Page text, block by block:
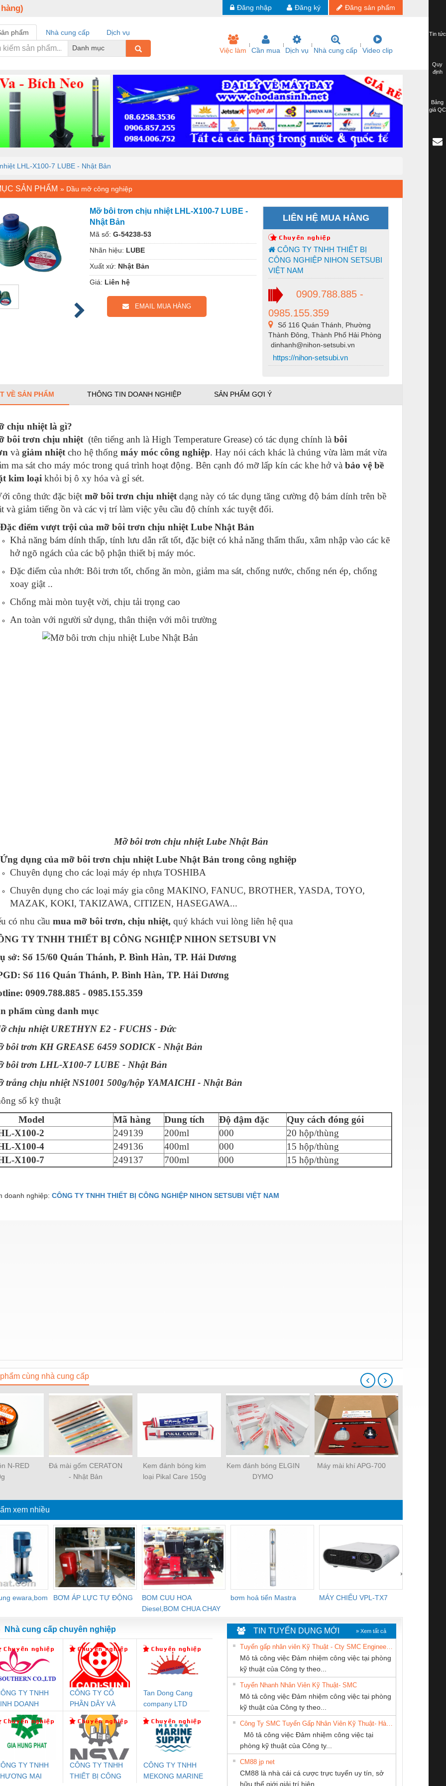
Đăng sản phẩm
Đăng ký
Đăng nhập
phẩm Nhà cung cấp
Dịch vụ
Danh mục
Việc làm Cần mua Dịch vụ Nhà cung cấp Video clip
LHL-X100-7 LUBE - Nhật Bản
SẢN PHẨM » Dầu mỡ công nghiệp
Mỡ bôi trơn chịu nhiệt LHL-X100-7 LUBE -
Nhật Bản
Mã số: G-54238-53
Nhãn hiệu: LUBE
Xuất xứ: Nhật Bản
Giá: Liên hệ
EMAIL MUA HÀNG
LIÊN HỆ MUA HÀNG
CÔNG TY TNHH THIẾT BỊ
CÔNG NGHIỆP NIHON SETSUBI
VIỆT NAM
0909.788.885 -
0985.155.359
Số 116 Quán Thánh, Phường
Thành Đông, Thành Phố Hải Phòng
dinhanh@nihon-setsubi.vn
https://nihon-setsubi.vn
VỀ SẢN PHẨM THÔNG TIN DOANH NGHIỆP SẢN PHẨM GỢI Ý
chịu nhiệt là gì?
bôi trơn chịu nhiệt (tên tiếng anh là High Temperature Grease) có tác dụng chính là bôi
và giảm nhiệt cho hệ thống máy móc công nghiệp. Hay nói cách khác là chúng vừa làm mát vừa
ma sát cho máy móc trong quá trình hoạt động. Bên cạnh đó mỡ lấp kín các khe hở và bảo vệ bề
kim loại khỏi bị ô xy hóa và gỉ sét.
công thức đặc biệt mỡ bôi trơn chịu nhiệt dạng này có tác dụng tăng cường độ bám dính trên bề
và giảm tiếng ồn và các vị trí làm việc yêu cầu độ chính xác tuyệt đối.
điểm vượt trội của mỡ bôi trơn chịu nhiệt Lube Nhật Bản
Khả năng bám dính thấp, tính lưu dẫn rất tốt, đặc biệt có khả năng thẩm thấu, xâm nhập vào các kẽ
hở ngõ ngách của các bộ phận thiết bị máy móc.
Đặc điểm của nhớt: Bôi trơn tốt, chống ăn mòn, giảm ma sát, chống nước, chống nén ép, chống
xoay giật ..
Chống mài mòn tuyệt vời, chịu tải trọng cao
An toàn với người sử dụng, thân thiện với môi trường
Mỡ bôi trơn chịu nhiệt Lube Nhật Bản
dụng của mỡ bôi trơn chịu nhiệt Lube Nhật Bản trong công nghiệp
Chuyên dụng cho các loại máy ép nhựa TOSHIBA
Chuyên dụng cho các loại máy gia công MAKINO, FANUC, BROTHER, YASDA, TOYO,
MAZAK, KOKI, TAKIZAWA, CITIZEN, HASEGAWA...
có nhu cầu mua mỡ bôi trơn, chịu nhiệt, quý khách vui lòng liên hệ qua
TY TNHH THIẾT BỊ CÔNG NGHIỆP NIHON SETSUBI VN
sở: Số 15/60 Quán Thánh, P. Bình Hàn, TP. Hải Dương
Số 116 Quán Thánh, P. Bình Hàn, TP. Hải Dương
0909.788.885 - 0985.155.359
phẩm cùng danh mục
chịu nhiệt URETHYN E2 - FUCHS - Đức
bôi trơn KH GREASE 6459 SODICK - Nhật Bản
bôi trơn LHL-X100-7 LUBE - Nhật Bản
trắng chịu nhiệt NS1001 500g/hộp YAMAICHI - Nhật Bản
số kỹ thuật
Mã hàng Dung tích Độ đậm đặc
Quy cách đóng gói
X100-2
249139 200ml 000
20 hộp/thùng
X100-4
249136 400ml 000
15 hộp/thùng
X100-7
249137 700ml 000 15 hộp/thùng
doanh nghiệp: CÔNG TY TNHH THIẾT BỊ CÔNG NGHIỆP NIHON SETSUBI VIỆT NAM
cùng nhà cung cấp
N-RED
Đá mài gốm CERATON
- Nhật Bản
Kem đánh bóng kim
loại Pikal Care 150g
Kem đánh bóng ELGIN
DYMO
Máy mài khí APG-700
‹ ›
xem nhiều
ewara,bom
BƠM ÁP LỰC TỰ ĐỘNG
BOM CUU HOA
Diesel,BOM CHUA CHAY
bơm hoả tiển Mastra MÁY CHIẾU VPL-TX7
›
An Toàn
Contact
PC20-1NO-
24DC-SP -
Rơ Le An Toàn
Phoenix Contact
PSR-SCP-
24UC/ESL4/3X1/1X2/B
- 2981059
Điện AC Mô-đun Ắc Quy UPS
Bộ Lặp Tín Hiệu
PROFIBUS Phoenix
Contact PSI-REP-
PROFIBUS/12MB -
2708863
Rơ Le An Toàn
Phoenix Contact
2986960 – PSR-
SCP-
24DC/FSP/2X1/1X2
Rơ Le An Toàn Bộ giám sát chuỗi
Bộ giám sát chuỗi
tấm pin
TRANSCLINIC 16I+
1K5 L (2433950000)
Bộ giám sát dòng
TRANSCLINIC 16I+
(2008130000)
Nẹp nhôm chống
Nhà cung cấp chuyên nghiệp
TY TNHH
DOANH
DỊCH VỤ XNK
NAM
CÔNG TY CỔ
PHẦN DÂY VÀ
CÁP ĐIỆN
THƯỢNG ĐÌNH
Tan Dong Cang
company LTD
TY TNHH
MẠI
CÔNG TY TNHH
THIẾT BỊ CÔNG
CÔNG TY TNHH
MEKONG MARINE
CÔNG TY TNHH
THƯƠNG MẠI
THIÊN ÂN VIỆT
NAM
CÔNG TY TNHH
KỸ THUẬT KTECH
VIỆT NAM
Công Ty TNHH
Quốc Thịnh
Công ty TNHH
Thương Mại SX Ba
Ba Miền
PHẦN TỰ ĐỘNG
TIN TUYỂN DỤNG MỚI » Xem tất cả
Mô tả công việc Đảm nhiệm công việc tại phòng
kỹ thuật của Công ty theo...
Tuyển Nhanh Nhân Viên Kỹ Thuật- SMC
Mô tả công việc Đảm nhiệm công việc tại phòng
kỹ thuật của Công ty theo...
Mô tả công việc Đảm nhiệm công việc tại
phòng kỹ thuật của Công ty...
CM88 jp net
CM88 là nhà cái cá cược trực tuyến uy tín, sở
hữu thế giới giải trí hiện...
Tin tức
Quy
định
Bảng
giá QC